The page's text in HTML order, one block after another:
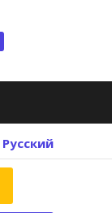
Русский